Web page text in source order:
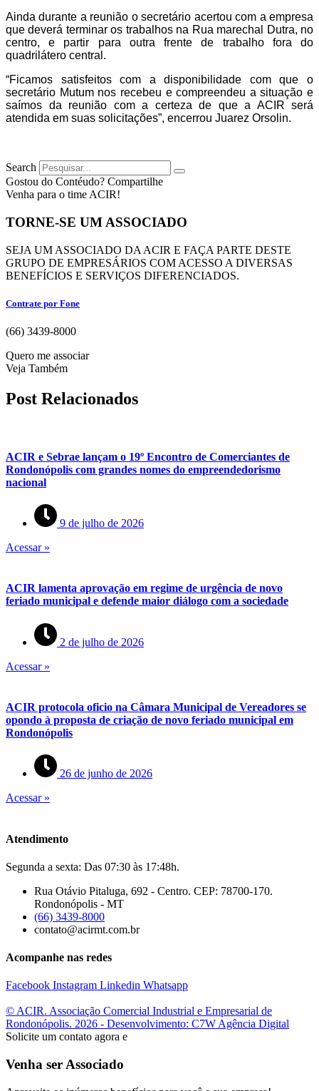
Ainda durante a reunião o secretário acertou com a empresa
que deverá terminar os trabalhos na Rua marechal Dutra, no
centro, e partir para outra frente de trabalho fora do
quadrilátero central.
“Ficamos satisfeitos com a disponibilidade com que o
secretário Mutum nos recebeu e compreendeu a situação e
saímos da reunião com a certeza de que a ACIR será
atendida em suas solicitações”, encerrou Juarez Orsolin.
Search
Gostou do Contéudo? Compartilhe
Venha para o time ACIR!
TORNE-SE UM ASSOCIADO
SEJA UM ASSOCIADO DA ACIR E FAÇA PARTE DESTE
GRUPO DE EMPRESÁRIOS COM ACESSO A DIVERSAS
BENEFÍCIOS E SERVIÇOS DIFERENCIADOS.
Contrate por Fone
(66) 3439-8000
Quero me associar
Veja Também
Post Relacionados
ACIR e Sebrae lançam o 19º Encontro de Comerciantes de
Rondonópolis com grandes nomes do empreendedorismo
nacional
9 de julho de 2026
Acessar »
ACIR lamenta aprovação em regime de urgência de novo
feriado municipal e defende maior diálogo com a sociedade
2 de julho de 2026
Acessar »
ACIR protocola oficio na Câmara Municipal de Vereadores se
opondo à proposta de criação de novo feriado municipal em
Rondonópolis
26 de junho de 2026
Acessar »
Atendimento
Segunda a sexta: Das 07:30 às 17:48h.
Rua Otávio Pitaluga, 692 - Centro. CEP: 78700-170.
Rondonópolis - MT
(66) 3439-8000
contato@acirmt.com.br
Acompanhe nas redes
Facebook Instagram Linkedin Whatsapp
© ACIR. Associação Comercial Industrial e Empresarial de
Rondonópolis. 2026 - Desenvolvimento: C7W Agência Digital
Solicite um contato agora e
Venha ser Associado